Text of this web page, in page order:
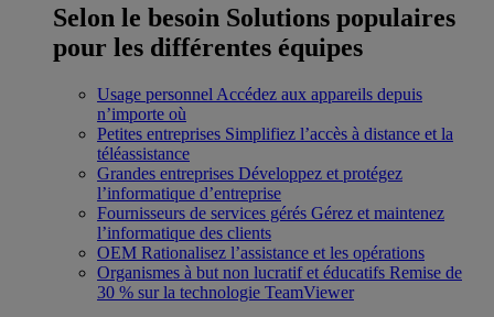
Selon le besoin Solutions populaires
pour les différentes équipes
Usage personnel Accédez aux appareils depuis
n’importe où
Petites entreprises Simplifiez l’accès à distance et la
téléassistance
Grandes entreprises Développez et protégez
l’informatique d’entreprise
Fournisseurs de services gérés Gérez et maintenez
l’informatique des clients
OEM Rationalisez l’assistance et les opérations
Organismes à but non lucratif et éducatifs Remise de
30 % sur la technologie TeamViewer